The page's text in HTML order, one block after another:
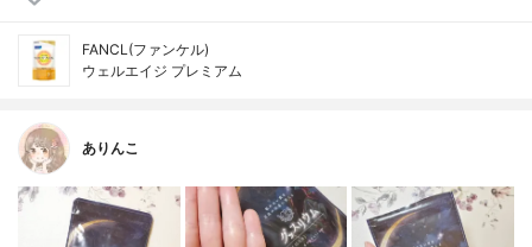
FANCL(ファンケル)
ウェルエイジ プレミアム
ありんこ